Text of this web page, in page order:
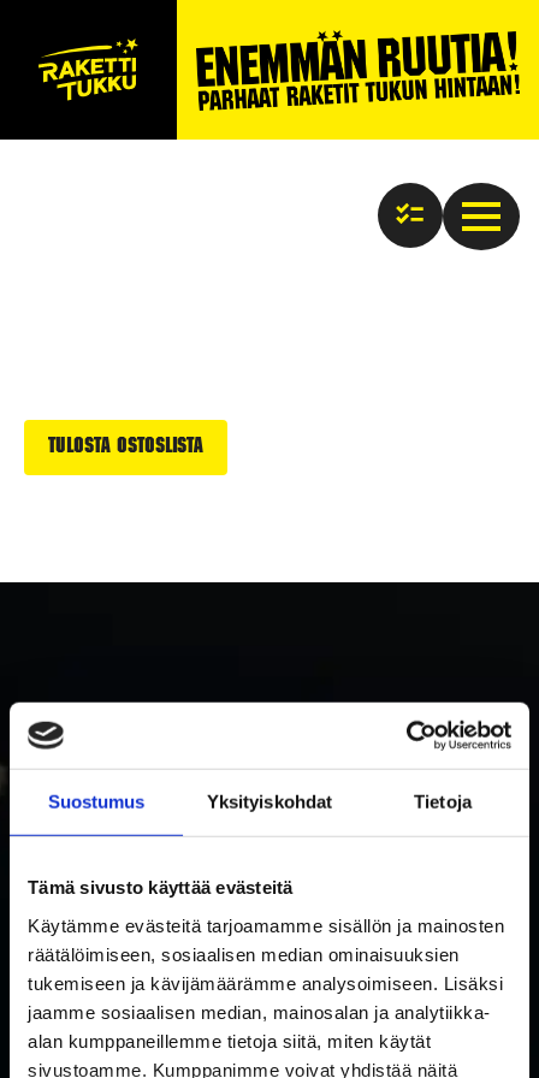
Suostumus Yksityiskohdat Tietoja
Tämä sivusto käyttää evästeitä
Käytämme evästeitä tarjoamamme sisällön ja mainosten
räätälöimiseen, sosiaalisen median ominaisuuksien
tukemiseen ja kävijämäärämme analysoimiseen. Lisäksi
jaamme sosiaalisen median, mainosalan ja analytiikka-
alan kumppaneillemme tietoja siitä, miten käytät
sivustoamme. Kumppanimme voivat yhdistää näitä
Tulosta ostoslista
Tilaa uutiskirje ja saat ensimmäisenä tietoa uutuuksista ja
tarjouksista!
Suostumus
*
Hyväksyn tietosuojaselosteen mukaisen tietojeni käytön.
Sähköposti